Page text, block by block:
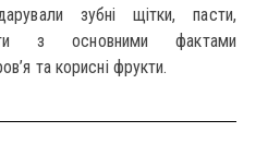
зубні щітки, пасти,
з основними фактами
та корисні фрукти.